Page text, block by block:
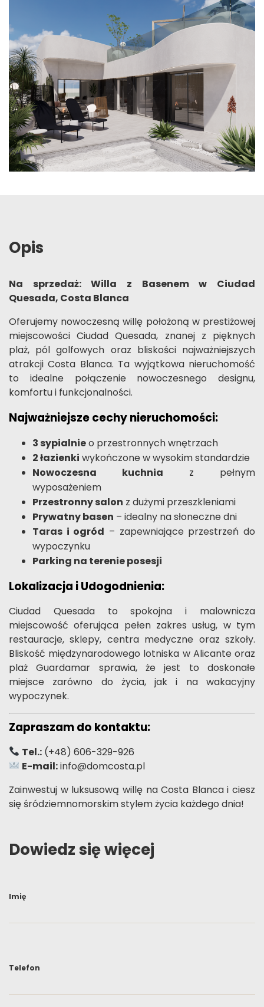
Dowiedz się więcej
Imię
Telefon
Opis
Na sprzedaż: Willa z Basenem w Ciudad
Quesada, Costa Blanca
Oferujemy nowoczesną willę położoną w prestiżowej
miejscowości Ciudad Quesada, znanej z pięknych
plaż, pól golfowych oraz bliskości najważniejszych
atrakcji Costa Blanca. Ta wyjątkowa nieruchomość
to idealne połączenie nowoczesnego designu,
komfortu i funkcjonalności.
Najważniejsze cechy nieruchomości:
3 sypialnieo przestronnych wnętrzach
2 łazienki wykończone w wysokim standardzie
Nowoczesna kuchnia z pełnym
wyposażeniem
Przestronny salon z dużymi przeszkleniami
Prywatny basen – idealny na słoneczne dni
Taras i ogród – zapewniające przestrzeń do
wypoczynku
Parking na terenie posesji
Lokalizacja i Udogodnienia:
Ciudad Quesada to spokojna i malownicza
miejscowość oferująca pełen zakres usług, w tym
restauracje, sklepy, centra medyczne oraz szkoły.
Bliskość międzynarodowego lotniska w Alicante oraz
plaż Guardamar sprawia, że jest to doskonałe
miejsce zarówno do życia, jak i na wakacyjny
wypoczynek.
Zapraszam do kontaktu:
Tel.: (+48) 606-329-926
E-mail:info@domcosta.pl
Zainwestuj w luksusową willę na Costa Blanca i ciesz
się śródziemnomorskim stylem życia każdego dnia!